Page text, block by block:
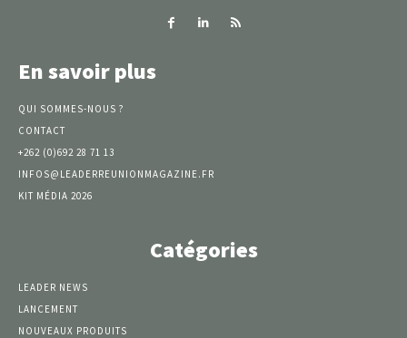
En savoir plus
QUI SOMMES-NOUS ?
CONTACT
+262 (0)692 28 71 13
INFOS@LEADERREUNIONMAGAZINE.FR
KIT MÉDIA 2026
Catégories
LEADER NEWS
LANCEMENT
NOUVEAUX PRODUITS